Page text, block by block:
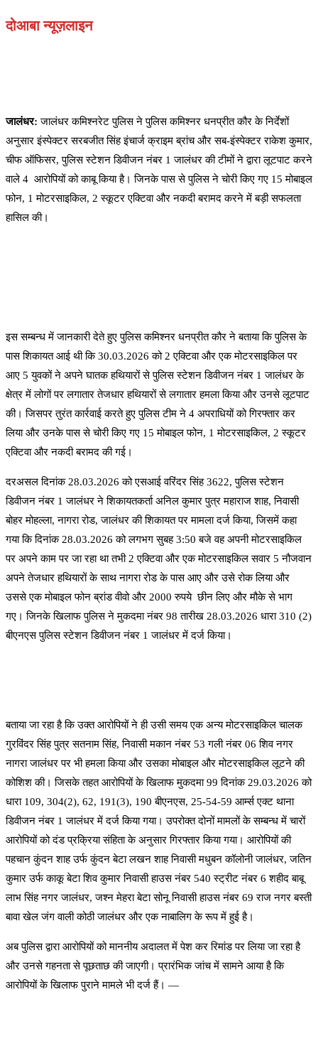
दोआबा न्यूज़लाइन
जालंधर: जालंधर कमिश्नरेट पुलिस ने पुलिस कमिश्नर धनप्रीत कौर के निर्देशों
अनुसार इंस्पेक्टर सरबजीत सिंह इंचार्ज क्राइम ब्रांच और सब-इंस्पेक्टर राकेश कुमार,
चीफ ऑफिसर, पुलिस स्टेशन डिवीजन नंबर 1 जालंधर की टीमों ने द्वारा लूटपाट करने
वाले 4 आरोपियों को काबू किया है। जिनके पास से पुलिस ने चोरी किए गए 15 मोबाइल
फोन, 1 मोटरसाइकिल, 2 स्कूटर एक्टिवा और नकदी बरामद करने में बड़ी सफलता
हासिल की।
इस सम्बन्ध में जानकारी देते हुए पुलिस कमिश्नर धनप्रीत कौर ने बताया कि पुलिस के
पास शिकायत आई थी कि 30.03.2026 को 2 एक्टिवा और एक मोटरसाइकिल पर
आए 5 युवकों ने अपने घातक हथियारों से पुलिस स्टेशन डिवीजन नंबर 1 जालंधर के
क्षेत्र में लोगों पर लगातार तेजधार हथियारों से लगातार हमला किया और उनसे लूटपाट
की। जिसपर तुरंत कार्रवाई करते हुए पुलिस टीम ने 4 अपराधियों को गिरफ्तार कर
लिया और उनके पास से चोरी किए गए 15 मोबाइल फोन, 1 मोटरसाइकिल, 2 स्कूटर
एक्टिवा और नकदी बरामद की गई।
दरअसल दिनांक 28.03.2026 को एसआई वरिंदर सिंह 3622, पुलिस स्टेशन
डिवीजन नंबर 1 जालंधर ने शिकायतकर्ता अनिल कुमार पुत्र महाराज शाह, निवासी
बोहर मोहल्ला, नागरा रोड, जालंधर की शिकायत पर मामला दर्ज किया, जिसमें कहा
गया कि दिनांक 28.03.2026 को लगभग सुबह 3:50 बजे वह अपनी मोटरसाइकिल
पर अपने काम पर जा रहा था तभी 2 एक्टिवा और एक मोटरसाइकिल सवार 5 नौजवान
अपने तेजधार हथियारों के साथ नागरा रोड के पास आए और उसे रोक लिया और
उससे एक मोबाइल फोन ब्रांड वीवो और 2000 रुपये छीन लिए और मौके से भाग
गए। जिनके खिलाफ पुलिस ने मुकदमा नंबर 98 तारीख 28.03.2026 धारा 310 (2)
बीएनएस पुलिस स्टेशन डिवीजन नंबर 1 जालंधर में दर्ज किया।
बताया जा रहा है कि उक्त आरोपियों ने ही उसी समय एक अन्य मोटरसाइकिल चालक
गुरविंदर सिंह पुत्र सतनाम सिंह, निवासी मकान नंबर 53 गली नंबर 06 शिव नगर
नागरा जालंधर पर भी हमला किया और उसका मोबाइल और मोटरसाइकिल लूटने की
कोशिश की। जिसके तहत आरोपियों के खिलाफ मुकदमा 99 दिनांक 29.03.2026 को
धारा 109, 304(2), 62, 191(3), 190 बीएनएस, 25-54-59 आर्म्स एक्ट थाना
डिवीजन नंबर 1 जालंधर में दर्ज किया गया। उपरोक्त दोनों मामलों के सम्बन्ध में चारों
आरोपियों को दंड प्रक्रिया संहिता के अनुसार गिरफ्तार किया गया। आरोपियों की
पहचान कुंदन शाह उर्फ कुंदन बेटा लखन शाह निवासी मधुबन कॉलोनी जालंधर, जतिन
कुमार उर्फ काकू बेटा शिव कुमार निवासी हाउस नंबर 540 स्ट्रीट नंबर 6 शहीद बाबू
लाभ सिंह नगर जालंधर, जश्न मेहरा बेटा सोनू निवासी हाउस नंबर 69 राज नगर बस्ती
बावा खेल जंग वाली कोठी जालंधर और एक नाबालिग के रूप में हुई है।
अब पुलिस द्वारा आरोपियों को माननीय अदालत में पेश कर रिमांड पर लिया जा रहा है
और उनसे गहनता से पूछताछ की जाएगी। प्रारंभिक जांच में सामने आया है कि
आरोपियों के खिलाफ पुराने मामले भी दर्ज हैं। —